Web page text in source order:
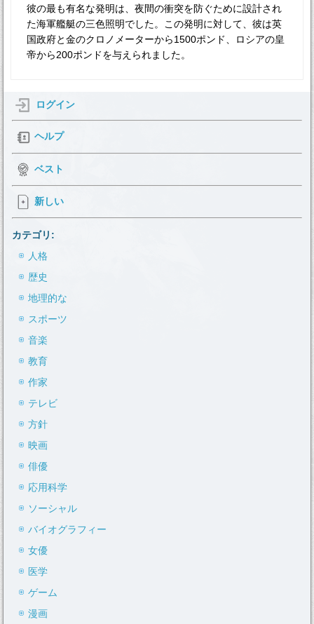
彼の最も有名な発明は、夜間の衝突を防ぐために設計され
た海軍艦艇の三色照明でした。この発明に対して、彼は英
国政府と金のクロノメーターから1500ポンド、ロシアの皇
帝から200ポンドを与えられました。
ログイン
ヘルプ
ベスト
新しい
カテゴリ:
人格
歴史
地理的な
スポーツ
音楽
教育
作家
テレビ
方針
映画
俳優
応用科学
ソーシャル
バイオグラフィー
女優
医学
ゲーム
漫画